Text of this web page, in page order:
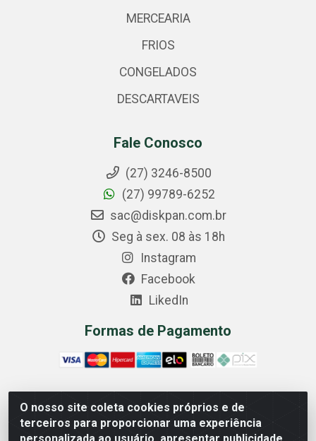
O nosso site coleta cookies próprios e de
terceiros para proporcionar uma experiência
MERCEARIA
FRIOS
CONGELADOS
DESCARTAVEIS
Fale Conosco
(27) 3246-8500
(27) 99789-6252
sac@diskpan.com.br
Seg à sex. 08 às 18h
Instagram
Facebook
LikedIn
Formas de Pagamento
Comercial Diskpan Ltda - Av. Fernando Antonio, 1911 -
Sotelandia, Cariacica/ES - CEP 29140-669 - CNPJ